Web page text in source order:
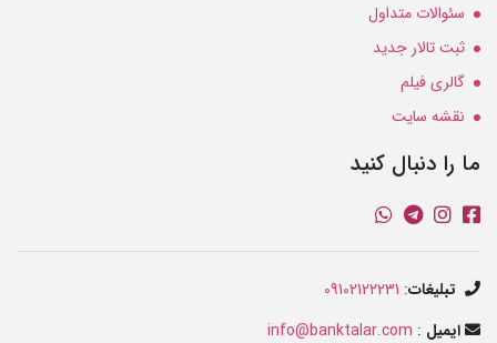
سئوالات متداول
ثبت تالار جدید
گالری فیلم
نقشه سایت
ما را دنبال کنید
تبلیغات:
09102122231
ایمیل :
info@banktalar.com